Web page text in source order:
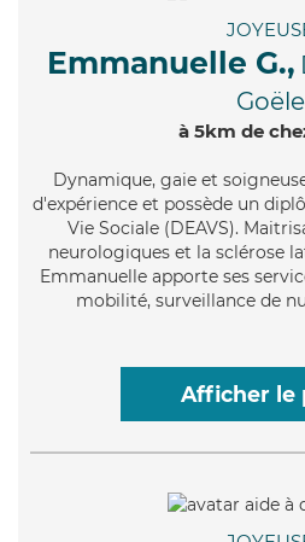
Emmanuelle G.,
Goële
à 5km de
Dynamique, gaie et
d'expérience et possède un
Vie Sociale (DEAVS).
neurologiques et la sclérose
Emmanuelle apporte ses
mobilité, surveillance de
Afficher le